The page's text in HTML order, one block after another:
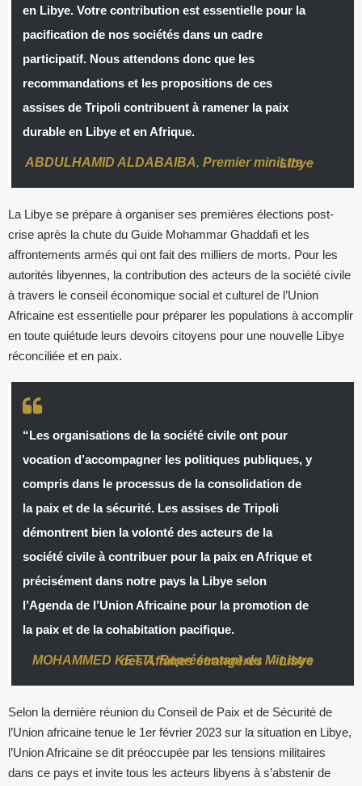
en Libye. Votre contribution est essentielle pour la
pacification de nos sociétés dans un cadre
participatif. Nous attendons donc que les
recommandations et les propositions de ces
assises de Tripoli contribuent à ramener la paix
durable en Libye et en Afrique.
ABDULHAMID ALDABAIBA, Premier ministre–
Libye
La Libye se prépare à organiser ses premières élections post-
crise après la chute du Guide Mohammar Ghaddafi et les
affrontements armés qui ont fait des milliers de morts. Pour les
autorités libyennes, la contribution des acteurs de la société civile
à travers le conseil économique social et culturel de l’Union
Africaine est essentielle pour préparer les populations à accomplir
en toute quiétude leurs devoirs citoyens pour une nouvelle Libye
réconciliée et en paix.
“Les organisations de la société civile ont pour
vocation d’accompagner les politiques publiques, y
compris dans le processus de la consolidation de
la paix et de la sécurité. Les assises de Tripoli
démontrent bien la volonté des acteurs de la
société civile à contribuer pour la paix en Afrique et
précisément dans notre pays la Libye selon
l’Agenda de l’Union Africaine pour la promotion de
la paix et de la cohabitation pacifique.
MOHAMMED KETTI,
Représentant du Ministre des Affaires étrangères–Libye
Selon la dernière réunion du Conseil de Paix et de Sécurité de
l’Union africaine tenue le 1er février 2023 sur la situation en Libye,
l’Union Africaine se dit préoccupée par les tensions militaires
dans ce pays et invite tous les acteurs libyens à s’abstenir de